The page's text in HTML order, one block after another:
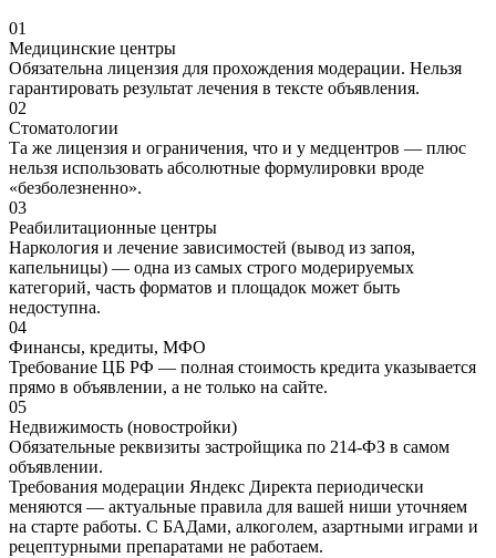
01
Медицинские центры
Обязательна лицензия для прохождения модерации. Нельзя
гарантировать результат лечения в тексте объявления.
02
Стоматологии
Та же лицензия и ограничения, что и у медцентров — плюс
нельзя использовать абсолютные формулировки вроде
«безболезненно».
03
Реабилитационные центры
Наркология и лечение зависимостей (вывод из запоя,
капельницы) — одна из самых строго модерируемых
категорий, часть форматов и площадок может быть
недоступна.
04
Финансы, кредиты, МФО
Требование ЦБ РФ — полная стоимость кредита указывается
прямо в объявлении, а не только на сайте.
05
Недвижимость (новостройки)
Обязательные реквизиты застройщика по 214-ФЗ в самом
объявлении.
Требования модерации Яндекс Директа периодически
меняются — актуальные правила для вашей ниши уточняем
на старте работы. С БАДами, алкоголем, азартными играми и
рецептурными препаратами не работаем.